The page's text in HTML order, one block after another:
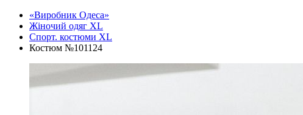
«Виробник Одеса»
Жіночий одяг XL
Спорт. костюми XL
Костюм №101124